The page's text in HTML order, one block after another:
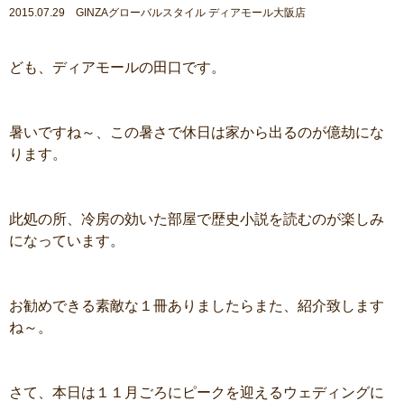
2015.07.29 GINZAグローバルスタイル ディアモール大阪店
ども、ディアモールの田口です。
暑いですね～、この暑さで休日は家から出るのが億劫にな
ります。
此処の所、冷房の効いた部屋で歴史小説を読むのが楽しみ
になっています。
お勧めできる素敵な１冊ありましたらまた、紹介致します
ね～。
さて、本日は１１月ごろにピークを迎えるウェディングに